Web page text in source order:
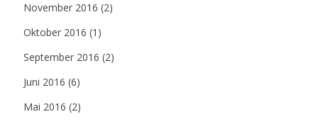
November 2016 (2)
Oktober 2016 (1)
September 2016 (2)
Juni 2016 (6)
Mai 2016 (2)